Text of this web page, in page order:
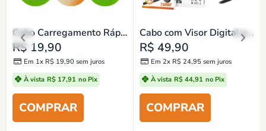
Cabo Carregamento Rápido Reforçado | USB-C, V8 e Lightning
R$ 19,90
Em 1x R$ 19,90 sem juros
À vista R$ 17,91 no Pix
Cabo com Visor Digital p/ iPhone, Android, Notebook
R$ 49,90
Em 2x R$ 24,95 sem juros
À vista R$ 44,91 no Pix